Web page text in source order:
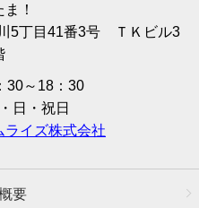
！
5丁目41番3号 ＴＫビル3
30～18：30
日・祝日
ライズ株式会社
要